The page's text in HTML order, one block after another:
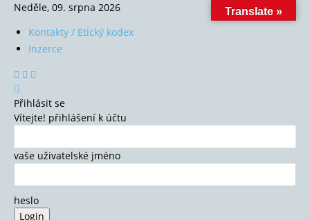
Neděle, 09. srpna 2026
Kontakty / Etický kodex
Inzerce
Přihlásit se
Vítejte! přihlášení k účtu
vaše uživatelské jméno
heslo
Translate »